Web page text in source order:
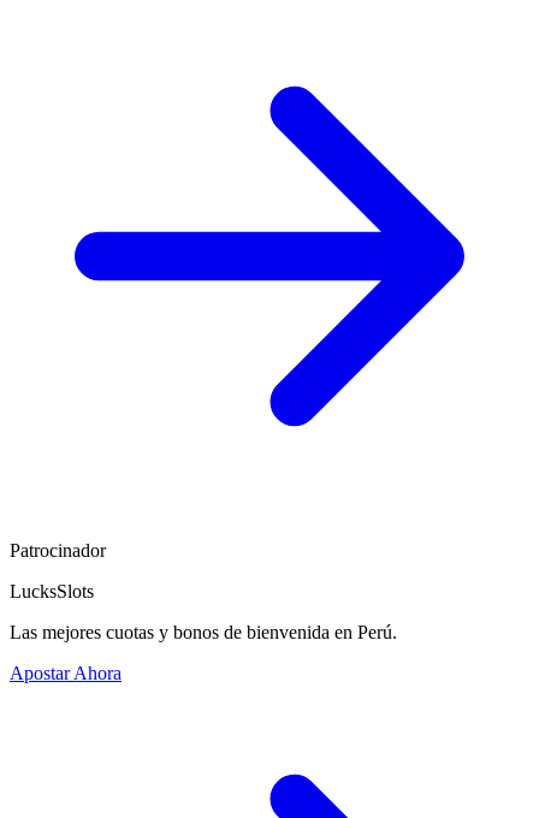
Patrocinador
LucksSlots
Las mejores cuotas y bonos de bienvenida en Perú.
Apostar Ahora